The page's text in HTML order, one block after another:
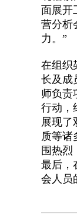
面展开
营分析
力。”
在组织
长及成
师负责
行动，
展现了
质等诸
围热烈
最后，
会人员